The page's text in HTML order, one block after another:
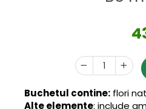
Buchetul contine:flori
Alte elemente: include